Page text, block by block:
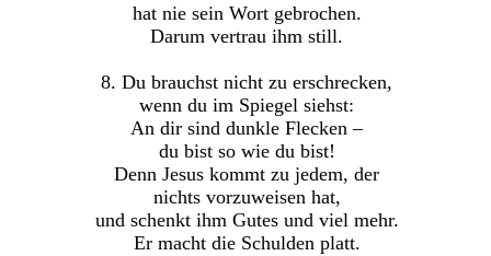
hat nie sein Wort gebrochen.
Darum vertrau ihm still.
8. Du brauchst nicht zu erschrecken,
wenn du im Spiegel siehst:
An dir sind dunkle Flecken –
du bist so wie du bist!
Denn Jesus kommt zu jedem, der
nichts vorzuweisen hat,
und schenkt ihm Gutes und viel mehr.
Er macht die Schulden platt.